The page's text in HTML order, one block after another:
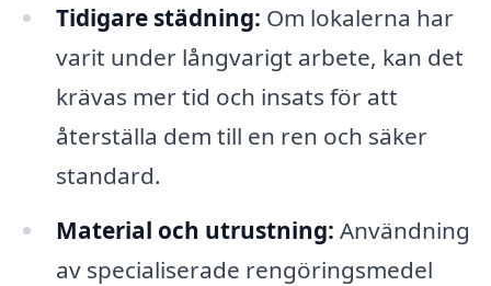
Tidigare städning: Om lokalerna har
varit under långvarigt arbete, kan det
krävas mer tid och insats för att
återställa dem till en ren och säker
standard.
Material och utrustning: Användning
av specialiserade rengöringsmedel